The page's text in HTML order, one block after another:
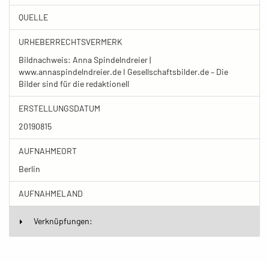
QUELLE
URHEBERRECHTSVERMERK
Bildnachweis: Anna Spindelndreier |
www.annaspindelndreier.de I Gesellschaftsbilder.de – Die
Bilder sind für die redaktionell
ERSTELLUNGSDATUM
20190815
AUFNAHMEORT
Berlin
AUFNAHMELAND
Verknüpfungen: